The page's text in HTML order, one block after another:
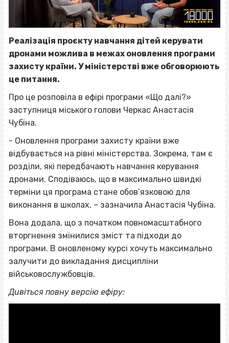
Реалізація проєкту навчання дітей керувати
дронами можлива в межах оновлення програми
захисту країни. У міністерстві вже обговорюють
це питання.
Про це розповіла в ефірі програми «Що далі?»
заступниця міського голови Черкас Анастасія
Чубіна.
- Оновлення програми захисту країни вже
відбувається на рівні міністерства. Зокрема, там є
розділи, які передбачають навчання керування
дронами. Сподіваюсь, що в максимально швидкі
терміни ця програма стане обов’язковою для
виконання в школах, – зазначила Анастасія Чубіна.
Вона додала, що з початком повномасштабного
вторгнення змінилися зміст та підходи до
програми. В оновленому курсі хочуть максимально
залучити до викладання дисципліни
військовослужбовців.
Дивіться повну версію ефіру: